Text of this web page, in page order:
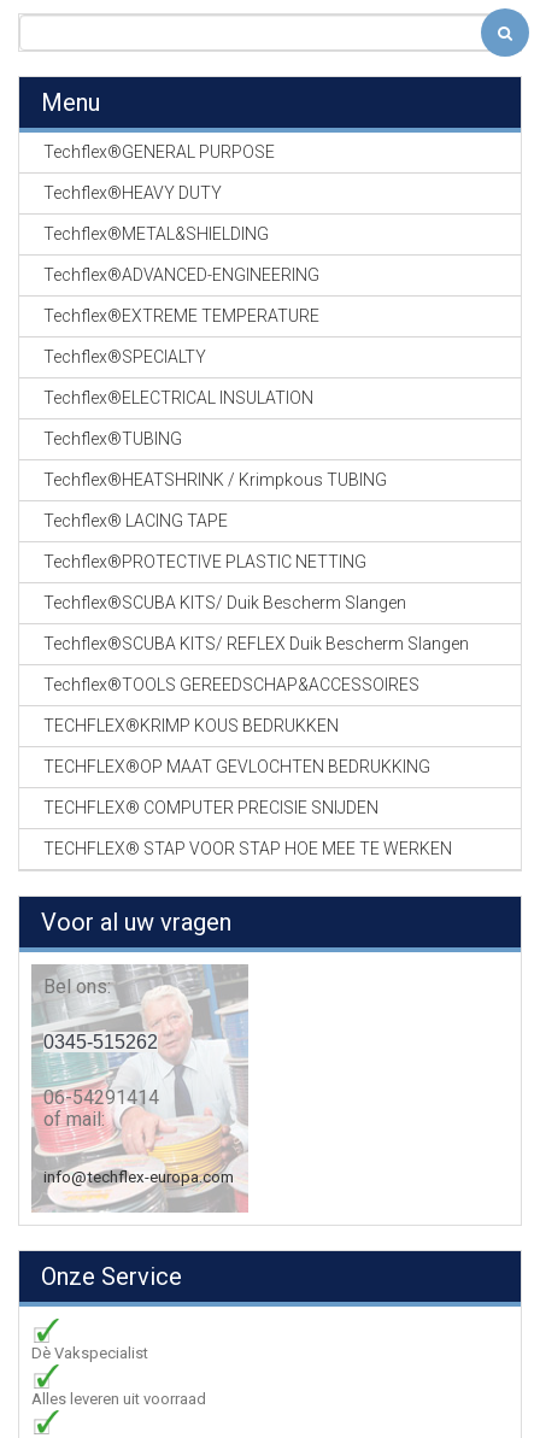
Menu
Techflex®GENERAL PURPOSE
Techflex®HEAVY DUTY
Techflex®METAL&SHIELDING
Techflex®ADVANCED-ENGINEERING
Techflex®EXTREME TEMPERATURE
Techflex®SPECIALTY
Techflex®ELECTRICAL INSULATION
Techflex®TUBING
Techflex®HEATSHRINK / Krimpkous TUBING
Techflex® LACING TAPE
Techflex®PROTECTIVE PLASTIC NETTING
Techflex®SCUBA KITS/ Duik Bescherm Slangen
Techflex®SCUBA KITS/ REFLEX Duik Bescherm Slangen
Techflex®TOOLS GEREEDSCHAP&ACCESSOIRES
TECHFLEX®KRIMP KOUS BEDRUKKEN
TECHFLEX®OP MAAT GEVLOCHTEN BEDRUKKING
TECHFLEX® COMPUTER PRECISIE SNIJDEN
TECHFLEX® STAP VOOR STAP HOE MEE TE WERKEN
Voor al uw vragen
Bel ons:
0345-515262
06-54291414
of mail:
info@techflex-europa.com
Onze Service
Dè Vakspecialist
Alles leveren uit voorraad